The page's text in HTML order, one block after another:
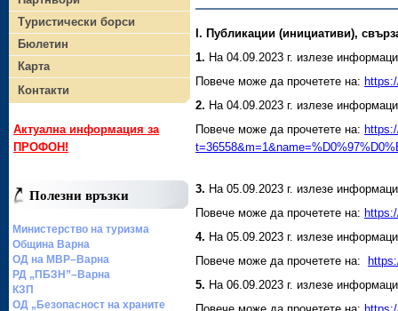
Туристически борси
Бюлетин
Карта
Контакти
Актуална информация за
ПРОФОН!
Полезни връзки
Министерство на туризма
Община Варна
ОД на МВР–Варна
РД „ПБЗН”–Варна
КЗП
ОД „Безопасност на храните
І. Публикации (инициативи),
1. На 04.09.2023 г. излезе
Повече може да прочетете на:
2. На 04.09.2023 г. излезе
Повече може да прочетете на:
3. На 05.09.2023 г. излезе
Повече може да прочетете на:
4. На 05.09.2023 г. излезе
Повече може да прочетете на:
5. На 06.09.2023 г. излезе